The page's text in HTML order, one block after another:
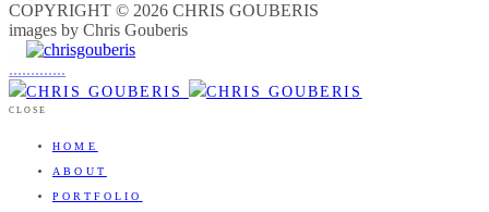
COPYRIGHT © 2026 CHRIS GOUBERIS
images by Chris Gouberis
.............
CLOSE
HOME
ABOUT
PORTFOLIO